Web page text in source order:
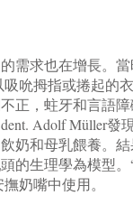
需求也在增長。
吮拇指或捲起的
正，蛀牙和言語
Adolf Müller
奶和母乳餵養。
的生理學為模型
奶嘴中使用。